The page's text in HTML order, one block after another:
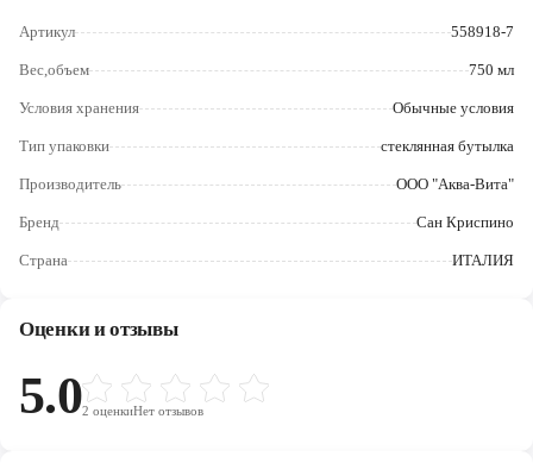
Ярославль
Артикул 558918-7
Вес,объем 750 мл
Условия хранения Обычные условия
Тип упаковки стеклянная бутылка
Производитель ООО "Аква-Вита"
Бренд Сан Криспино
Страна ИТАЛИЯ
Оценки и отзывы
5.02 оценкиНет отзывов